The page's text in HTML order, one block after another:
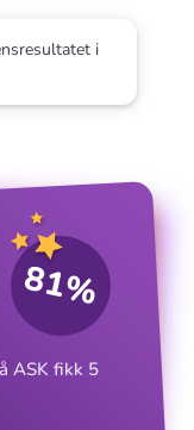
i
81%
ASK fikk 5